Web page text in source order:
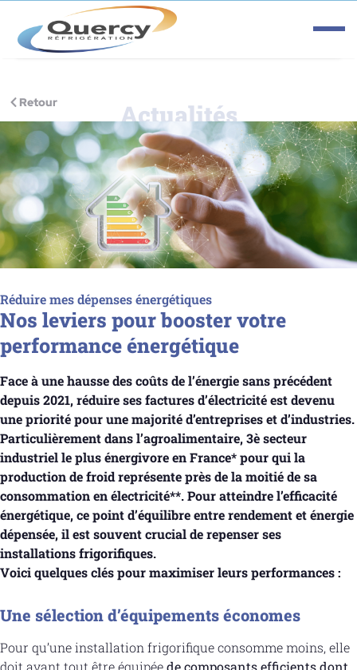
contenu
Actualités
Retour
Réduire mes dépenses énergétiques
Nos leviers pour booster votre
performance énergétique
Face à une hausse des coûts de l’énergie sans précédent
depuis 2021, réduire ses factures d’électricité est devenu
une priorité pour une majorité d’entreprises et d’industries.
Particulièrement dans l’agroalimentaire, 3è secteur
industriel le plus énergivore en France* pour qui la
production de froid représente près de la moitié de sa
consommation en électricité**. Pour atteindre l’efficacité
énergétique, ce point d’équilibre entre rendement et énergie
dépensée, il est souvent crucial de repenser ses
installations frigorifiques.
Voici quelques clés pour maximiser leurs performances :
Une sélection d’équipements économes
Pour qu’une installation frigorifique consomme moins, elle
doit avant tout être équipéede composants efficients dont